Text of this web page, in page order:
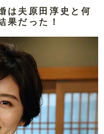
は夫原田淳史と何
果だった！